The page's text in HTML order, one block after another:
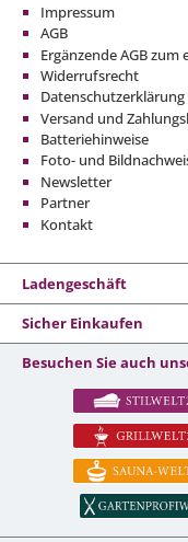
Impressum
AGB
Ergänzende AGB
Widerrufsrecht
Datenschutzerklärung
Versand und
Batteriehinweise
Foto- und
Newsletter
Partner
Kontakt
Ladengeschäft
Sicher Einkaufen
Besuchen Sie auch